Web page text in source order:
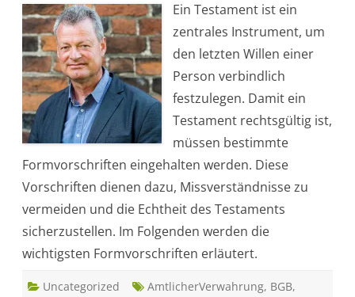
r
m
v
o
r
s
c
h
r
i
f
t
e
f
r
e
t
m
t
Ein Testament ist ein
zentrales Instrument, um
den letzten Willen einer
Person verbindlich
festzulegen. Damit ein
Testament rechtsgültig ist,
müssen bestimmte
Formvorschriften eingehalten werden. Diese
Vorschriften dienen dazu, Missverständnisse zu
vermeiden und die Echtheit des Testaments
sicherzustellen. Im Folgenden werden die
wichtigsten Formvorschriften erläutert.
Uncategorized AmtlicherVerwahrung, BGB,